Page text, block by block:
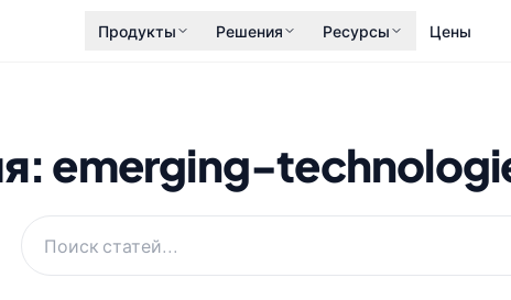
Продукты Решения Ресурсы Цены
emerging-